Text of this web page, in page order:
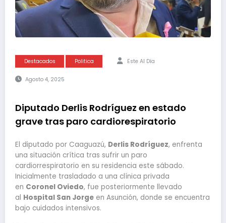
Destacados Politica Este Al Día
Agosto 4, 2025
Diputado Derlis Rodríguez en estado
grave tras paro cardiorespiratorio
El diputado por Caaguazú, Derlis Rodríguez, enfrenta
una situación crítica tras sufrir un paro
cardiorrespiratorio en su residencia este sábado.
Inicialmente trasladado a una clínica privada
en Coronel Oviedo, fue posteriormente llevado
al Hospital San Jorge en Asunción, donde se encuentra
bajo cuidados intensivos.